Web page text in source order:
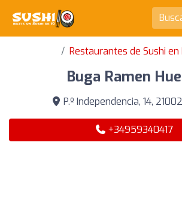
Restaurantes de Sushi en
Buga Ramen
P.º Independencia, 14,
+34959340417